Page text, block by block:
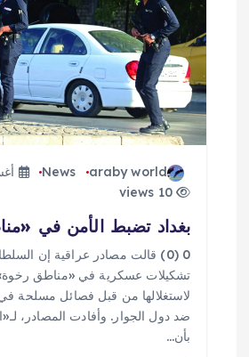
ق
ت
araby world
News
10 views
بغداد تضبط الأمن في
0 (0) قالت مصادر عراقية إن
تشكيلات عسكرية في «مناطق
لاستغلالها من قبل فصائل مسلحة
ضد دول الجوار. وأفادت المصادر،
بأن…